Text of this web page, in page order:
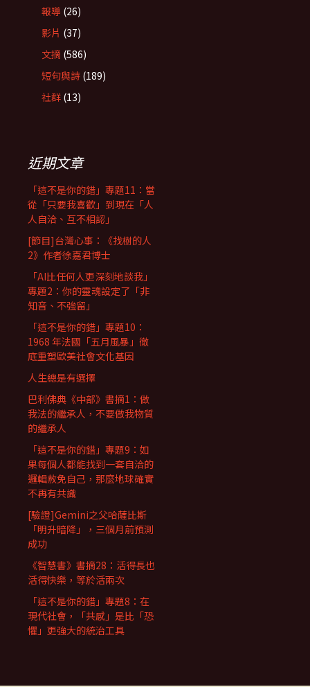
報導 (26)
影片 (37)
文摘 (586)
短句與詩 (189)
社群 (13)
近期文章
「這不是你的錯」專題11：當
從「只要我喜歡」到現在「人
人自洽、互不相認」
[節目]台灣心事：《找樹的人
2》作者徐嘉君博士
「AI比任何人更深刻地談我」
專題2：你的靈魂設定了「非
知音、不強留」
「這不是你的錯」專題10：
1968 年法國「五月風暴」徹
底重塑歐美社會文化基因
人生總是有選擇
巴利佛典《中部》書摘1：做
我法的繼承人，不要做我物質
的繼承人
「這不是你的錯」專題9：如
果每個人都能找到一套自洽的
邏輯赦免自己，那麼地球確實
不再有共識
[驗證]Gemini之父哈薩比斯
「明升暗降」，三個月前預測
成功
《智慧書》書摘28：活得長也
活得快樂，等於活兩次
「這不是你的錯」專題8：在
現代社會，「共感」是比「恐
懼」更強大的統治工具